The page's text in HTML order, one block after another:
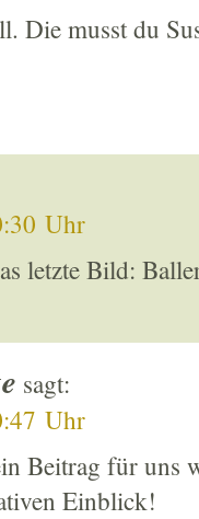
Die musst du
Uhr
letzte Bild:
sagt:
Uhr
Beitrag für
Einblick!